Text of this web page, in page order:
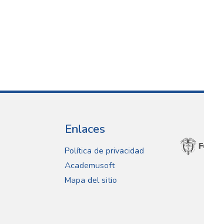
Enlaces
Política de privacidad
Academusoft
Mapa del sitio